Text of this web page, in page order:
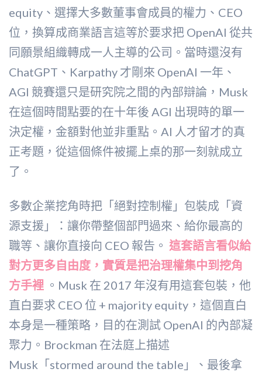
equity、選擇大多數董事會成員的權力、CEO
位，換算成商業語言這等於要求把 OpenAI 從共
同願景組織轉成一人主導的公司。當時還沒有
ChatGPT、Karpathy 才剛來 OpenAI 一年、
AGI 競賽還只是研究院之間的內部辯論，Musk
在這個時間點要的在十年後 AGI 出現時的單一
決定權，金額對他並非重點。AI 人才留才的真
正考題，從這個條件被擺上桌的那一刻就成立
了。
多數企業挖角時把「絕對控制權」包裝成「資
源支援」：讓你帶整個部門過來、給你最高的
職等、讓你直接向 CEO 報告。 這套語言看似給
對方更多自由度，實質是把治理權集中到挖角
方手裡 。Musk 在 2017 年沒有用這套包裝，他
直白要求 CEO 位 + majority equity，這個直白
本身是一種策略，目的在測試 OpenAI 的內部凝
聚力。Brockman 在法庭上描述
Musk「stormed around the table」、最後拿